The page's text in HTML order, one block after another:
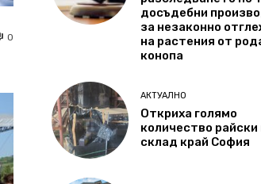
0
досъдебни
за незаконно
на растения от
конопа
АКТУАЛНО
Откриха голямо
количество райски
склад край София